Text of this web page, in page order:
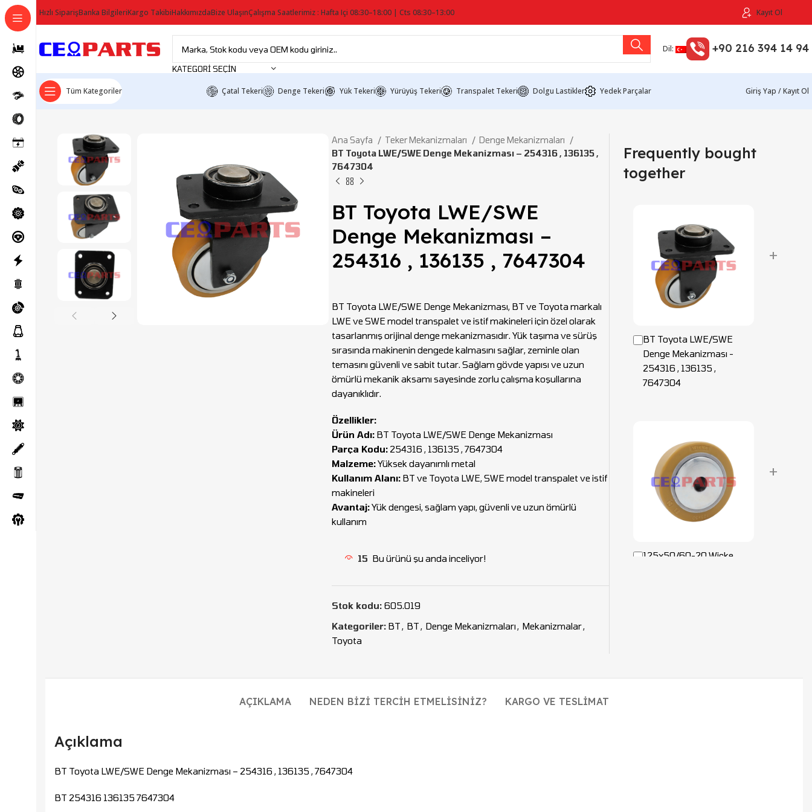
Hızlı SiparişBanka BilgileriKargo TakibiHakkımızdaBize UlaşınÇalışma Saatlerimiz : Hafta Içi 08:30–18:00 | Cts 08:30–13:00 Kayıt Ol
KATEGORI SEÇIN
Dil: +90 216 394 14 94
Tüm Kategoriler Çatal Tekeri Denge Tekeri Yük Tekeri Yürüyüş Tekeri Transpalet Tekeri Dolgu Lastikler Yedek Parçalar Giriş Yap / Kayıt Ol
Ana Sayfa Teker Mekanizmaları
Denge Mekanizmaları
BT Toyota LWE/SWE Denge Mekanizması – 254316 , 136135 ,
7647304
BT Toyota LWE/SWE
Denge Mekanizması –
254316 , 136135 , 7647304
BT Toyota LWE/SWE Denge Mekanizması, BT ve Toyota markalı
LWE ve SWE model transpalet ve istif makineleri için özel olarak
tasarlanmış orijinal denge mekanizmasıdır. Yük taşıma ve sürüş
sırasında makinenin dengede kalmasını sağlar, zeminle olan
temasını güvenli ve sabit tutar. Sağlam gövde yapısı ve uzun
ömürlü mekanik aksamı sayesinde zorlu çalışma koşullarına
dayanıklıdır.
Özellikler:
Ürün Adı: BT Toyota LWE/SWE Denge Mekanizması
Parça Kodu: 254316 , 136135 , 7647304
Malzeme:Yüksek dayanımlı metal
Kullanım Alanı: BT ve Toyota LWE, SWE model transpalet ve istif
makineleri
Avantaj:Yük dengesi, sağlam yapı, güvenli ve uzun ömürlü
kullanım
15 Bu ürünü şu anda inceliyor!
Stok kodu: 605.019
Kategoriler: BT, BT, Denge Mekanizmaları, Mekanizmalar,
Toyota
Frequently bought
together
BT Toyota LWE/SWE
Denge Mekanizması -
254316 , 136135 ,
7647304
+
125x50/60-20 Wicke
+
AÇIKLAMA NEDEN BIZI TERCIH ETMELISINIZ? KARGO VE TESLIMAT
Açıklama
BT Toyota LWE/SWE Denge Mekanizması – 254316 , 136135 , 7647304
BT 254316 136135 7647304